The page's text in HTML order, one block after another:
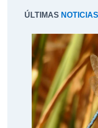
ÚLTIMAS NOTICIAS